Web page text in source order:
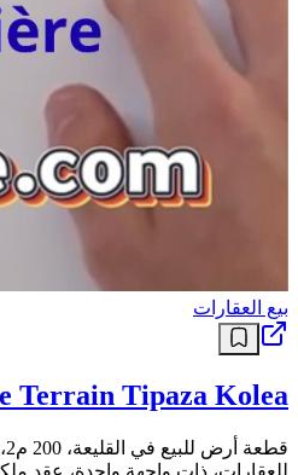
بيع العقارات
Terrain Tipaza Kolea
للعقارات، ذات واجهة واحدة، عقد